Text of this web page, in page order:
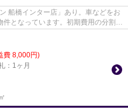
船橋インター店」あり。車などをお
となっています。初期費用の分割払
費 8,000円)
：1ヶ月